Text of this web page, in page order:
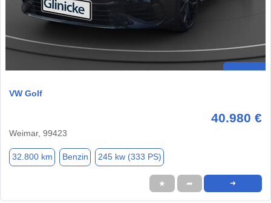
VW Golf
40.980 €
Weimar, 99423
32.800 km Benzin 245 kw (333 PS)
★ ➦ ➜